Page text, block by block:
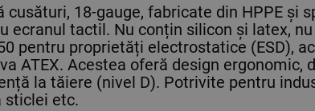
18-gauge, fabricate din HPPE și
ecranul tactil. Nu conțin silicon și latex,
pentru proprietăți electrostatice (ESD),
ATEX. Acestea oferă design
la tăiere (nivel D). Potrivite pentru
sticlei etc.